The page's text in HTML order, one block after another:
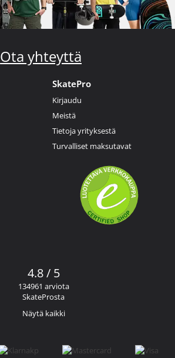
Ota yhteyttä
SkatePro
Kirjaudu
Meistä
Tietoja yrityksestä
Turvalliset maksutavat
4.8 / 5
134961 arviota
SkateProsta
Näytä kaikki